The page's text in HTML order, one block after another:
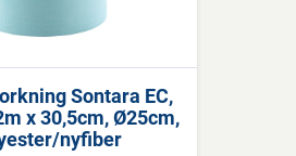
Sontara EC,
x 30,5cm, Ø25cm,
nyfiber